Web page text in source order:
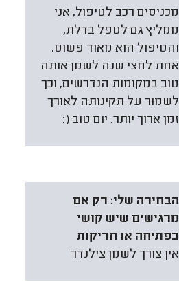
מכניסים רכב לטיפול, אני
ממליץ גם לטפל בדלת,
והטיפול הוא מאוד פשוט.
אחת לחצי שנה לשמן אותה
טוב במקומות הנדרשים, וכך
לשמור על תקינותה לאורך
זמן ארוך יותר. יום טוב (:
הבחירה שלי: רק אם
מרגישים שיש קושי
בפתיחה או חריקות
אין צורך לשמן צילנדר